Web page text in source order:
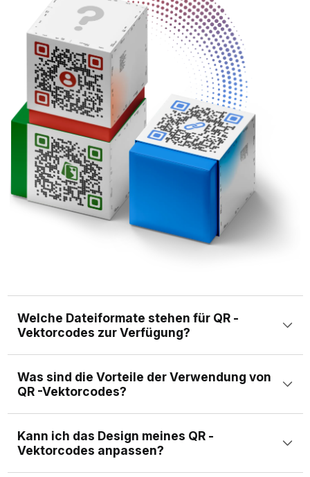
Welche Dateiformate stehen für QR -
Vektorcodes zur Verfügung?
QR -Vektorcodes können in mehreren Formaten wie SVG,
EPS, PS und PDF exportiert werden.
Was sind die Vorteile der Verwendung von
QR -Vektorcodes?
Im Vergleich zu Diagrammbildern bieten QR -Vektorcodes
unendliche Skalierbarkeit ohne Qualitätsverlust, eine höhere
Auflösung für den professionellen Druck und eine größere
Kann ich das Design meines QR -
Vektorcodes anpassen?